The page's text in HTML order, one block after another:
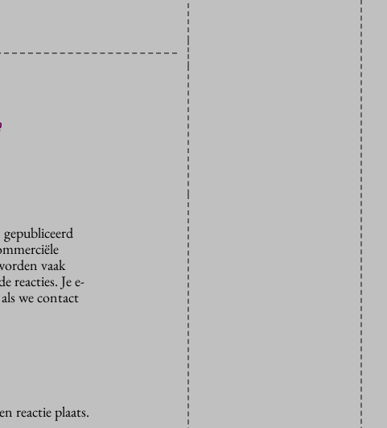
vaak
reacties. Je e-
we contact
reactie plaats.